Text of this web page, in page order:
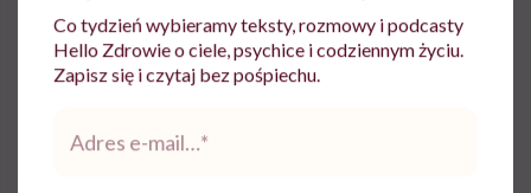
Karolina Sęczkowska
Co tydzień wybieramy teksty, rozmowy i podcasty
Hello Zdrowie o ciele, psychice i codziennym życiu.
Zapisz się i czytaj bez pośpiechu.
*